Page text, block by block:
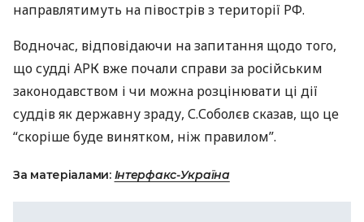
направлятимуть на півострів з території РФ.
Водночас, відповідаючи на запитання щодо того,
що судді АРК вже почали справи за російським
законодавством і чи можна розцінювати ці дії
суддів як державну зраду, С.Соболєв сказав, що це
“скоріше буде винятком, ніж правилом”.
За матеріалами: Інтерфакс-Україна